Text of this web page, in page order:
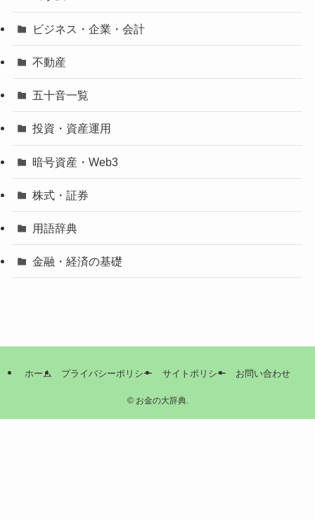
ビジネス・企業・会計
不動産
五十音一覧
投資・資産運用
暗号資産・Web3
株式・証券
用語辞典
金融・経済の基礎
ホーム プライバシーポリシー サイトポリシー お問い合わせ
©お金の大辞典.